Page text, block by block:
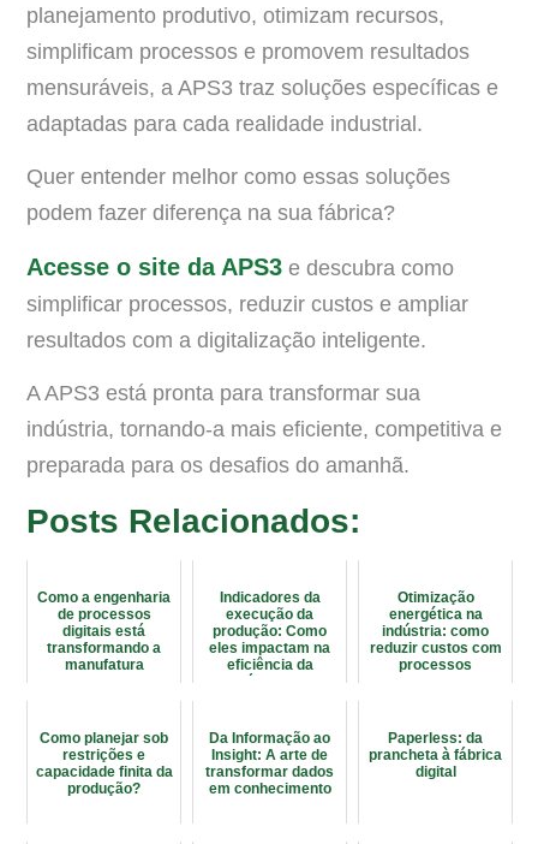
planejamento produtivo, otimizam recursos,
simplificam processos e promovem resultados
mensuráveis, a APS3 traz soluções específicas e
adaptadas para cada realidade industrial.
Quer entender melhor como essas soluções
podem fazer diferença na sua fábrica?
Acesse o site da APS3 e descubra como
simplificar processos, reduzir custos e ampliar
resultados com a digitalização inteligente.
A APS3 está pronta para transformar sua
indústria, tornando-a mais eficiente, competitiva e
preparada para os desafios do amanhã.
Posts Relacionados:
Como a engenharia
de processos
digitais está
transformando a
manufatura
Indicadores da
execução da
produção: Como
eles impactam na
eficiência da
fábrica?
Otimização
energética na
indústria: como
reduzir custos com
processos
Como planejar sob
restrições e
capacidade finita da
produção?
Da Informação ao
Insight: A arte de
transformar dados
em conhecimento
Paperless: da
prancheta à fábrica
digital